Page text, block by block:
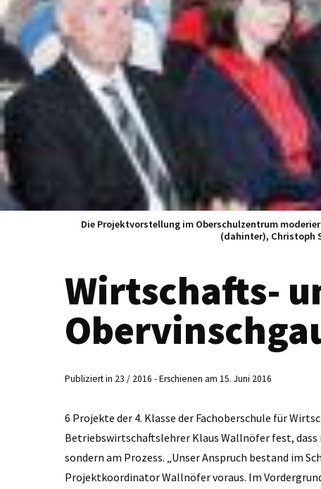
Die Projektvorstellung im Oberschulzentrum
(dahinter), Christoph
Wirtschafts-
Publiziert in 23 / 2016 - Erschienen am 15. Juni 2016
6 Projekte der 4. Klasse der Fachoberschule für
Betriebswirtschaftslehrer Klaus Wallnöfer fest,
sondern am Prozess. „Unser Anspruch bestand im
Projektkoordinator Wallnöfer voraus. Im